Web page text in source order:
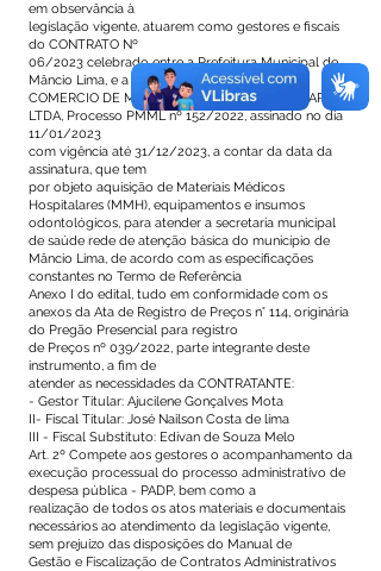
em observância à
legislação vigente, atuarem como gestores e fiscais
do CONTRATO Nº
06/2023 celebrado entre a Prefeitura Municipal de
Mâncio Lima, e a Empresa ODONTO PLUS
COMERCIO DE MATERIAL MEDICO HOSPITALAR
LTDA, Processo PMML nº 152/2022, assinado no dia
11/01/2023
com vigência até 31/12/2023, a contar da data da
assinatura, que tem
por objeto aquisição de Materiais Médicos
Hospitalares (MMH), equipamentos e insumos
odontológicos, para atender a secretaria municipal
de saúde rede de atenção básica do município de
Mâncio Lima, de acordo com as especificações
constantes no Termo de Referência
Anexo I do edital, tudo em conformidade com os
anexos da Ata de Registro de Preços n° 114, originária
do Pregão Presencial para registro
de Preços nº 039/2022, parte integrante deste
instrumento, a fim de
atender as necessidades da CONTRATANTE:
- Gestor Titular: Ajucilene Gonçalves Mota
II- Fiscal Titular: José Nailson Costa de lima
III - Fiscal Substituto: Edivan de Souza Melo
Art. 2º Compete aos gestores o acompanhamento da
execução processual do processo administrativo de
despesa pública - PADP, bem como a
realização de todos os atos materiais e documentais
necessários ao atendimento da legislação vigente,
sem prejuízo das disposições do Manual de
Gestão e Fiscalização de Contratos Administrativos